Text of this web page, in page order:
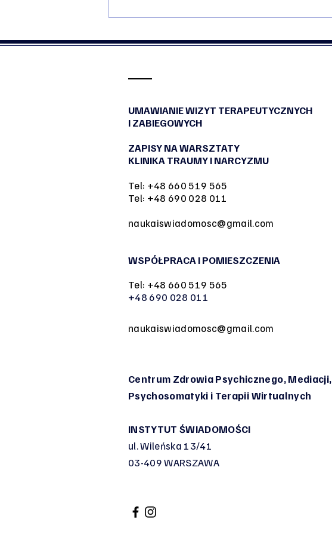
UMAWIANIE WIZYT TERAPEUTYCZNYCH
I ZABIEGOWYCH
ZAPISY NA WARSZTATY
KLINIKA TRAUMY I NARCYZMU
Tel: +48 660 519 565
Tel: +48 690 028 011
naukaiswiadomosc@gmail.com
WSPÓŁPRACA I POMIESZCZENIA
Tel: +48 660 519 565
+48 690 028 011
naukaiswiadomosc@gmail.com
Centrum Zdrowia Psychicznego, Mediacji,
Psychosomatyki i Terapii Wirtualnych
INSTYTUT ŚWIADOMOŚCI
ul. Wileńska 13/41
03-409 WARSZAWA